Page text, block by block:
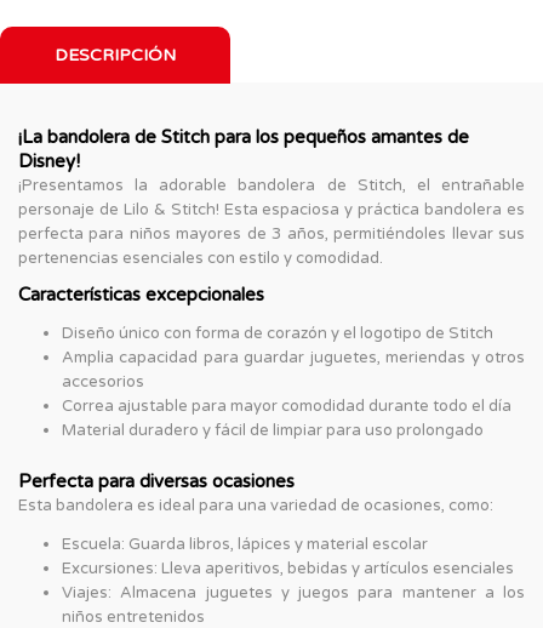
DESCRIPCIÓN
¡La bandolera de Stitch para los pequeños amantes de
Disney!
¡Presentamos la adorable bandolera de Stitch, el entrañable
personaje de Lilo & Stitch! Esta espaciosa y práctica bandolera es
perfecta para niños mayores de 3 años, permitiéndoles llevar sus
pertenencias esenciales con estilo y comodidad.
Características excepcionales
Diseño único con forma de corazón y el logotipo de Stitch
Amplia capacidad para guardar juguetes, meriendas y otros
accesorios
Correa ajustable para mayor comodidad durante todo el día
Material duradero y fácil de limpiar para uso prolongado
Perfecta para diversas ocasiones
Esta bandolera es ideal para una variedad de ocasiones, como:
Escuela: Guarda libros, lápices y material escolar
Excursiones: Lleva aperitivos, bebidas y artículos esenciales
Viajes: Almacena juguetes y juegos para mantener a los
niños entretenidos